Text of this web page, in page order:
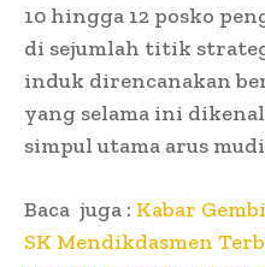
10 hingga 12 posko
di sejumlah titik
induk direncanakan
yang selama ini
simpul utama arus
Baca juga : Kabar
SK Mendikdasmen